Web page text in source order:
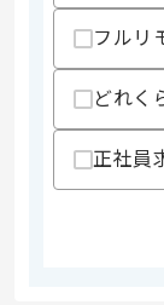
エージェント
メント
フルリ
どれく
正社員